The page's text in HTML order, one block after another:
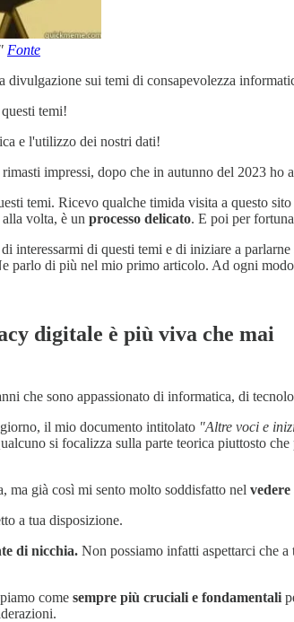
Fonte
divulgazione sui temi di consapevolezza
temi!
e l'utilizzo dei nostri dati!
impressi, dopo che in autunno del 2023
temi. Ricevo qualche timida visita a questo
volta, è un processo delicato. E poi per
interessarmi di questi temi e di iniziare a
parlo di più nel mio primo articolo. Ad ogni
digitale è più viva che mai
che sono appassionato di informatica, di
il mio documento intitolato "Altre voci e
si focalizza sulla parte teorica piuttosto
ma già così mi sento molto soddisfatto nel vedere
a tua disposizione.
di nicchia. Non possiamo infatti aspettarci che
come sempre più cruciali e fondamentali